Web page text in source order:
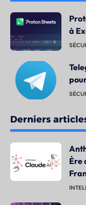
à
Derniers
Ère